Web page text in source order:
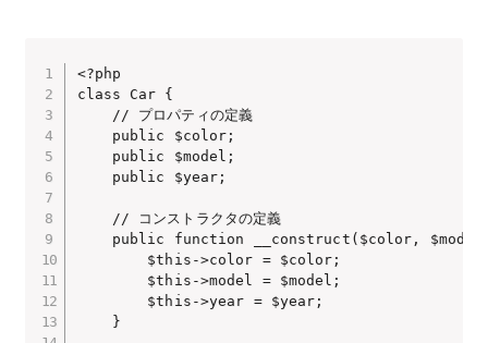
<?php
class Car {
    // プロパティの定義
    public $color;
    public $model;
    public $year;
    // コンストラクタの定義
public function __construct($color,
        $this->color = $color;
        $this->model = $model;
        $this->year = $year;
    }